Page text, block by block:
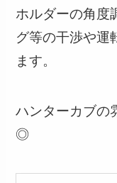
ホルダーの角度
グ等の干渉や運
ます。
ハンターカブの
◎